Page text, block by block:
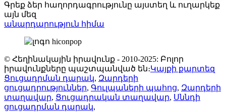
Գրեք ձեր հաղորդագրությունը այստեղ և ուղարկեք
այն մեզ
անարդարություն հիմա
© Հեղինակային իրավունք - 2010-2025: Բոլոր
իրավունքները պաշտպանված են։Կայքի քարտեզ
Ցուցադրման դարակ, Զարդերի
ցուցադրություններ, Գուլպաների պահոց, Զարդերի
տաղավար, Ցուցադրական տաղավար, Սննդի
ցուցադրման դարակ,